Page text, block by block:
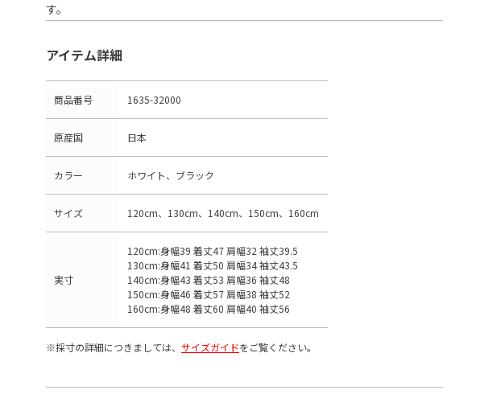
す。
アイテム詳細
商品番号 1635-32000
原産国 日本
カラー ホワイト、ブラック
サイズ 120cm、130cm、140cm、150cm、160cm
実寸
120cm:身幅39 着丈47 肩幅32 袖丈39.5
130cm:身幅41 着丈50 肩幅34 袖丈43.5
140cm:身幅43 着丈53 肩幅36 袖丈48
150cm:身幅46 着丈57 肩幅38 袖丈52
160cm:身幅48 着丈60 肩幅40 袖丈56
※採寸の詳細につきましては、 サイズガイドをご覧ください。